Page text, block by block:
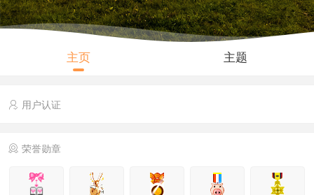
说说 人气 积分
主页 主题
用户认证
荣誉勋章